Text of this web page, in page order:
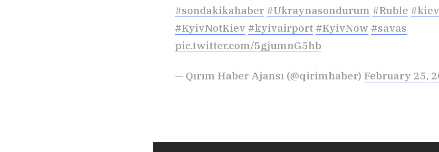
#sondakikahaber #Ukraynasondurum #Ruble #kiev
#KyivNotKiev #kyivairport #KyivNow #savas
pic.twitter.com/5gjumnG5hb
— Qırım Haber Ajansı (@qirimhaber) February 25,